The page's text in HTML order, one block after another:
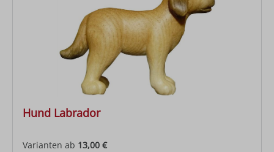
Hund Labrador
Varianten ab 13,00 €